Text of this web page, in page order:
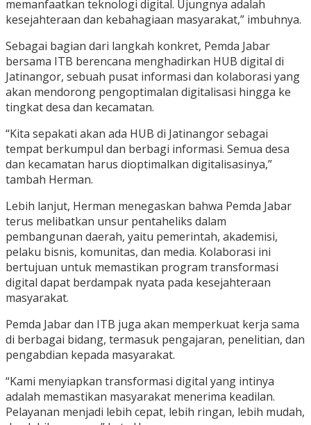
memanfaatkan teknologi digital. Ujungnya adalah
kesejahteraan dan kebahagiaan masyarakat,” imbuhnya.
Sebagai bagian dari langkah konkret, Pemda Jabar
bersama ITB berencana menghadirkan HUB digital di
Jatinangor, sebuah pusat informasi dan kolaborasi yang
akan mendorong pengoptimalan digitalisasi hingga ke
tingkat desa dan kecamatan.
“Kita sepakati akan ada HUB di Jatinangor sebagai
tempat berkumpul dan berbagi informasi. Semua desa
dan kecamatan harus dioptimalkan digitalisasinya,”
tambah Herman.
Lebih lanjut, Herman menegaskan bahwa Pemda Jabar
terus melibatkan unsur pentaheliks dalam
pembangunan daerah, yaitu pemerintah, akademisi,
pelaku bisnis, komunitas, dan media. Kolaborasi ini
bertujuan untuk memastikan program transformasi
digital dapat berdampak nyata pada kesejahteraan
masyarakat.
Pemda Jabar dan ITB juga akan memperkuat kerja sama
di berbagai bidang, termasuk pengajaran, penelitian, dan
pengabdian kepada masyarakat.
“Kami menyiapkan transformasi digital yang intinya
adalah memastikan masyarakat menerima keadilan.
Pelayanan menjadi lebih cepat, lebih ringan, lebih mudah,